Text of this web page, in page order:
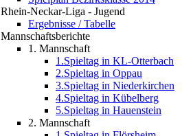
Rhein-Neckar-Liga - Jugend
Ergebnisse / Tabelle
Mannschaftsberichte
1. Mannschaft
1.Spieltag in KL-Otterbach
2.Spieltag in Oppau
3.Spieltag in Niederkirchen
4.Spieltag in Kübelberg
5.Spieltag in Hauenstein
2. Mannschaft